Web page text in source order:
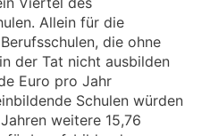
Allein für die
die ohne
der Tat nicht ausbilden
Euro pro Jahr
Schulen würden
weitere 15,76